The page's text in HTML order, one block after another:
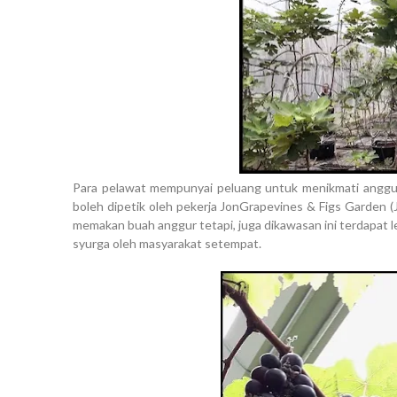
Para pelawat mempunyai peluang untuk menikmati
boleh dipetik oleh pekerja JonGrapevines & Figs Garden
memakan buah anggur tetapi, juga dikawasan ini
syurga oleh masyarakat setempat.